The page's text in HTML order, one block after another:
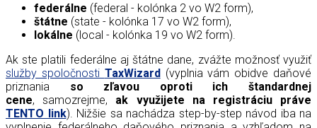
federálne (federal - kolónka 2 vo W2 form),
štátne (state - kolónka 17 vo W2 form),
lokálne (local - kolónka 19 vo W2 form).
Ak ste platili federálne aj štátne dane, zvážte možnosť využiť
služby spoločnosti TaxWizard(vyplnia vám obidve daňové
priznania so zľavou oproti ich štandardnej
cene, samozrejme, ak využijete na registráciu práve
TENTO link). Nižšie sa nachádza step-by-step návod iba na